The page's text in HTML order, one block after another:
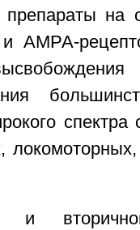
на
АМРА-
спектра
и